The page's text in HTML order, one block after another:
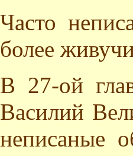
Часто
более
В 27-ой
Василий
неписаные